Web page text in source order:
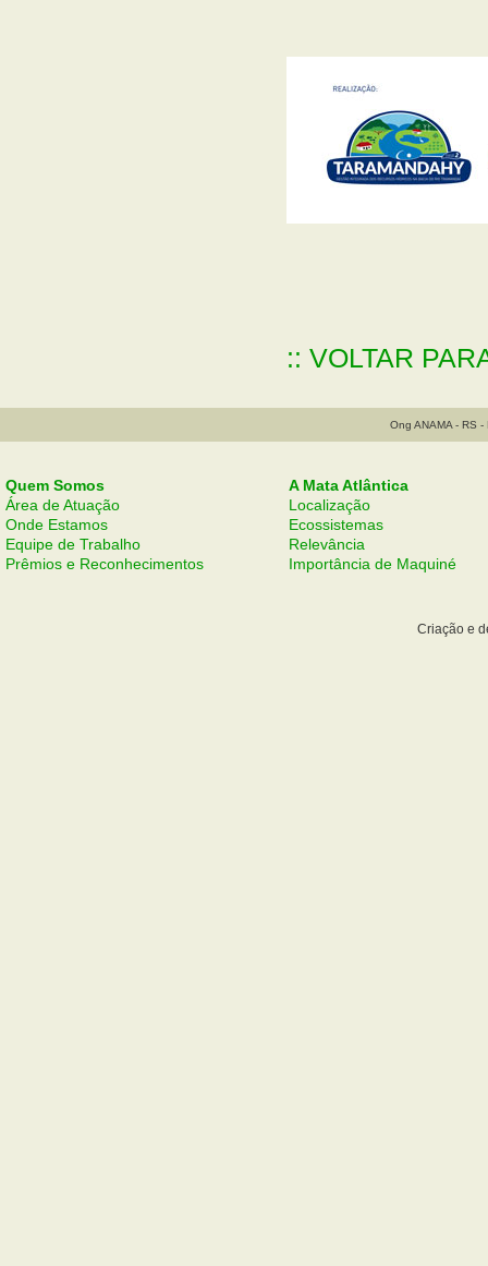
:: VOLTAR
Ong ANAMA - RS
Quem Somos
Área de Atuação
Onde Estamos
Equipe de Trabalho
Prêmios e Reconhecimentos
A Mata Atlântica
Localização
Ecossistemas
Relevância
Importância de Maquiné
Criação e